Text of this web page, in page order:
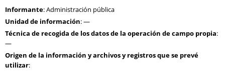
Informante: Administración pública
Unidad de información: —
Técnica de recogida de los datos de la operación de campo propia:
—
Origen de la información y archivos y registros que se prevé
utilizar: